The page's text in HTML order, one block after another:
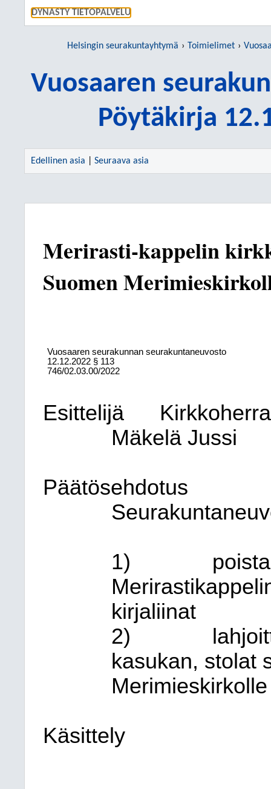
DYNASTY TIETOPALVELU
Helsingin seurakuntayhtymä Toimielimet
Vuosaaren
Pöytäkirja
Edellinen asia Seuraava asia
Merirasti-kappelin
Suomen
Vuosaaren seurakunnan seurakuntaneuvosto
12.12.2022 § 113
746/02.03.00/2022
Esittelijä
Mäkelä Jussi
Päätösehdotus
1)
kirjaliinat
2)
kasukan, stolat
Käsittely